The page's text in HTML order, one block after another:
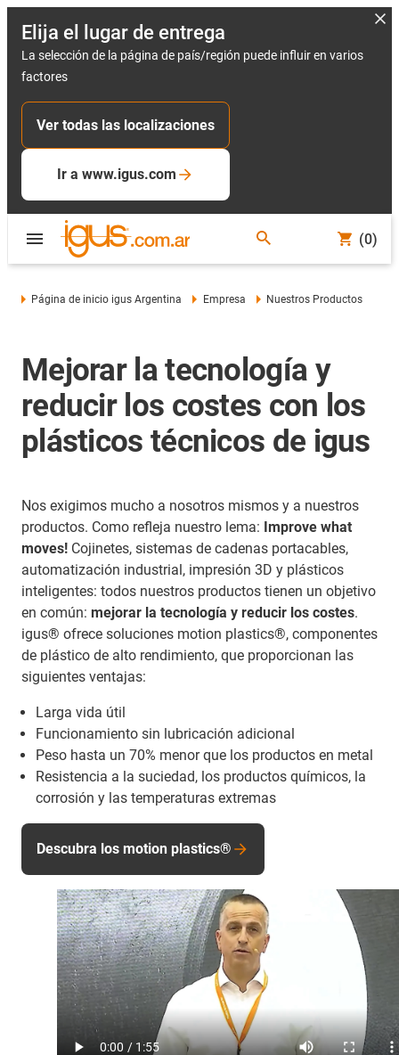
Elija el lugar de entrega
La selección de la página de país/región puede influir en varios
factores
Ver todas las localizaciones
Ir a www.igus.com
(0)
Página de inicio igus Argentina Empresa Nuestros Productos
Mejorar la tecnología y
reducir los costes con los
plásticos técnicos de igus
Nos exigimos mucho a nosotros mismos y a nuestros
productos. Como refleja nuestro lema: Improve what
moves! Cojinetes, sistemas de cadenas portacables,
automatización industrial, impresión 3D y plásticos
inteligentes: todos nuestros productos tienen un objetivo
en común: mejorar la tecnología y reducir los costes.
igus® ofrece soluciones motion plastics®, componentes
de plástico de alto rendimiento, que proporcionan las
siguientes ventajas:
Larga vida útil
Funcionamiento sin lubricación adicional
Peso hasta un 70% menor que los productos en metal
Resistencia a la suciedad, los productos químicos, la
corrosión y las temperaturas extremas
Descubra los motion plastics®